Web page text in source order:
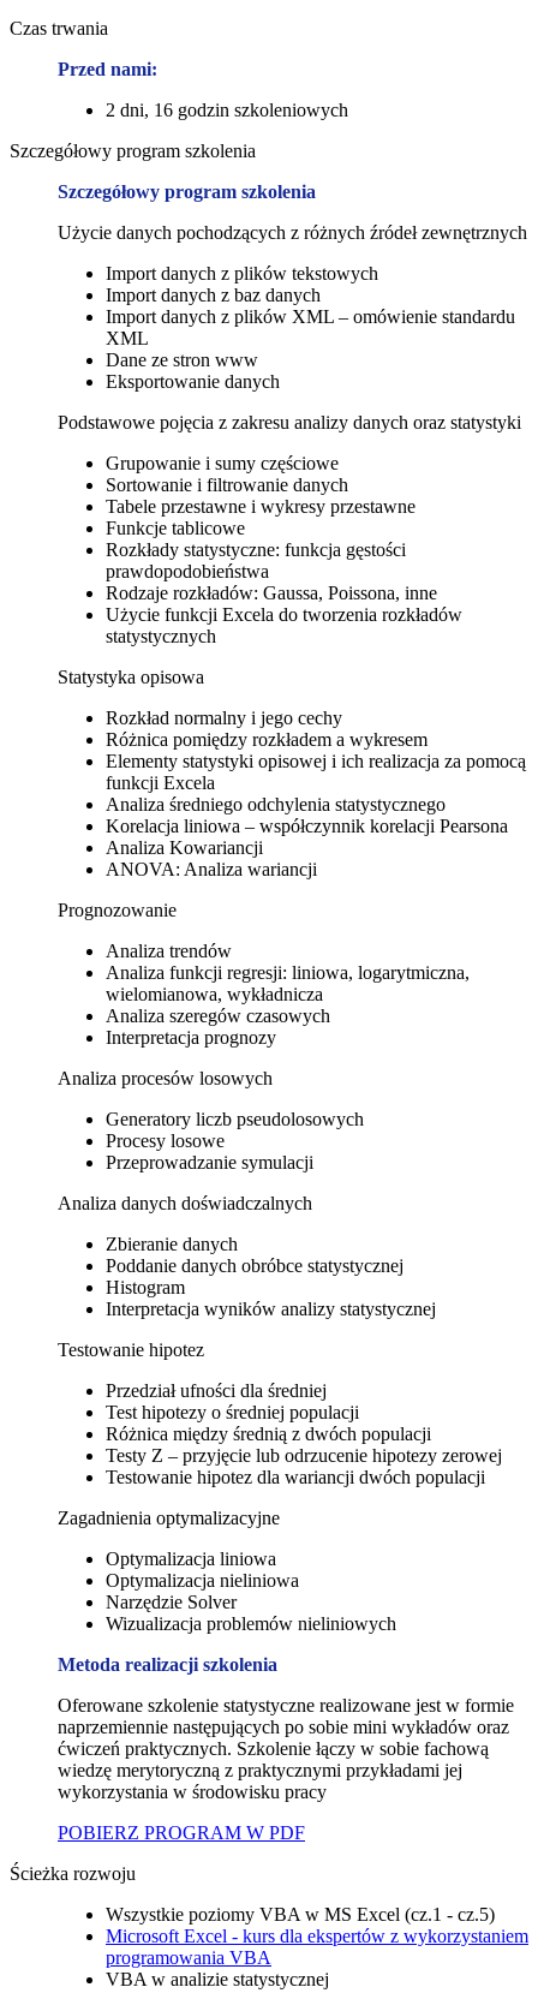
Czas trwania
Przed nami:
2 dni, 16 godzin szkoleniowych
Szczegółowy program szkolenia
Szczegółowy program szkolenia
Użycie danych pochodzących z różnych źródeł zewnętrznych
Import danych z plików tekstowych
Import danych z baz danych
Import danych z plików XML – omówienie standardu
XML
Dane ze stron www
Eksportowanie danych
Podstawowe pojęcia z zakresu analizy danych oraz statystyki
Grupowanie i sumy częściowe
Sortowanie i filtrowanie danych
Tabele przestawne i wykresy przestawne
Funkcje tablicowe
Rozkłady statystyczne: funkcja gęstości
prawdopodobieństwa
Rodzaje rozkładów: Gaussa, Poissona, inne
Użycie funkcji Excela do tworzenia rozkładów
statystycznych
Statystyka opisowa
Rozkład normalny i jego cechy
Różnica pomiędzy rozkładem a wykresem
Elementy statystyki opisowej i ich realizacja za pomocą
funkcji Excela
Analiza średniego odchylenia statystycznego
Korelacja liniowa – współczynnik korelacji Pearsona
Analiza Kowariancji
ANOVA: Analiza wariancji
Prognozowanie
Analiza trendów
Analiza funkcji regresji: liniowa, logarytmiczna,
wielomianowa, wykładnicza
Analiza szeregów czasowych
Interpretacja prognozy
Analiza procesów losowych
Generatory liczb pseudolosowych
Procesy losowe
Przeprowadzanie symulacji
Analiza danych doświadczalnych
Zbieranie danych
Poddanie danych obróbce statystycznej
Histogram
Interpretacja wyników analizy statystycznej
Testowanie hipotez
Przedział ufności dla średniej
Test hipotezy o średniej populacji
Różnica między średnią z dwóch populacji
Testy Z – przyjęcie lub odrzucenie hipotezy zerowej
Testowanie hipotez dla wariancji dwóch populacji
Zagadnienia optymalizacyjne
Optymalizacja liniowa
Optymalizacja nieliniowa
Narzędzie Solver
Wizualizacja problemów nieliniowych
Metoda realizacji szkolenia
Oferowane szkolenie statystyczne realizowane jest w formie
naprzemiennie następujących po sobie mini wykładów oraz
ćwiczeń praktycznych. Szkolenie łączy w sobie fachową
wiedzę merytoryczną z praktycznymi przykładami jej
wykorzystania w środowisku pracy
POBIERZ PROGRAM W PDF
Ścieżka rozwoju
Wszystkie poziomy VBA w MS Excel (cz.1 - cz.5)
Microsoft Excel - kurs dla ekspertów z wykorzystaniem
programowania VBA
VBA w analizie statystycznej